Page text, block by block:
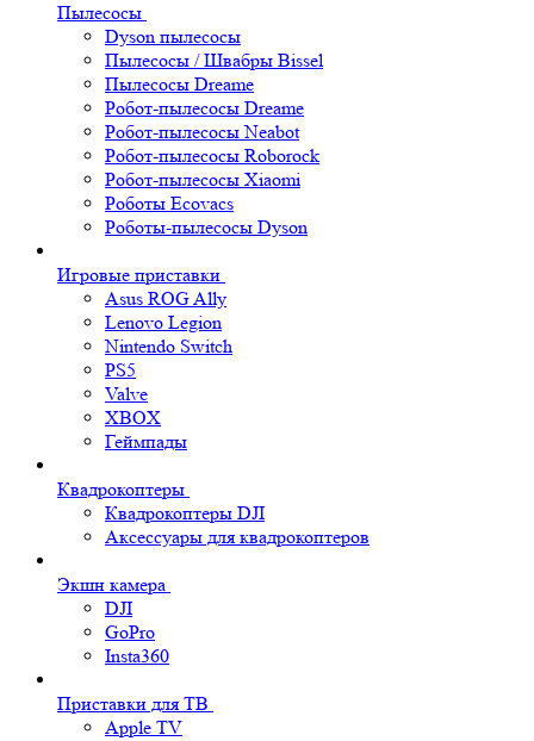
Пылесосы
Dyson пылесосы
Пылесосы / Швабры Bissel
Пылесосы Dreame
Робот-пылесосы Dreame
Робот-пылесосы Neabot
Робот-пылесосы Roborock
Робот-пылесосы Xiaomi
Роботы Ecovacs
Роботы-пылесосы Dyson
Игровые приставки
Asus ROG Ally
Lenovo Legion
Nintendo Switch
PS5
Valve
XBOX
Геймпады
Квадрокоптеры
Квадрокоптеры DJI
Аксессуары для квадрокоптеров
Экшн камера
DJI
GoPro
Insta360
Приставки для ТВ
Apple TV